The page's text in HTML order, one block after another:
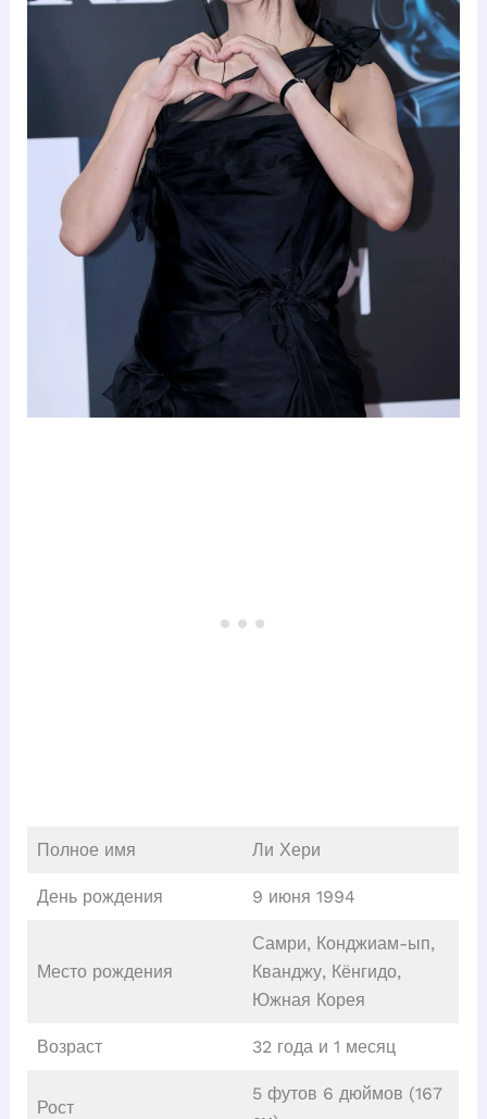
Полное имя Ли Хери
День рождения 9 июня 1994
Место рождения
Самри, Конджиам-ып,
Кванджу, Кёнгидо,
Южная Корея
Возраст 32 года и 1 месяц
Рост
5 футов 6 дюймов (167